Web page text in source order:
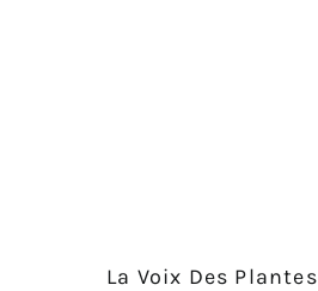
La Voix Des Plantes